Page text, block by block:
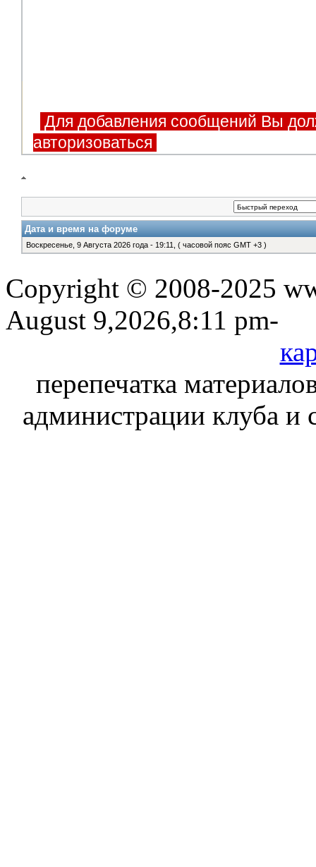
Для добавления сообщений Вы
авторизоваться
Дата и время на форуме
Воскресенье, 9 Августа 2026 года - 19:11, ( часовой пояс GMT +3 )
Copyright © 2008-2025
August 9,2026,8:11 pm-
перепечатка
администрации клуба и